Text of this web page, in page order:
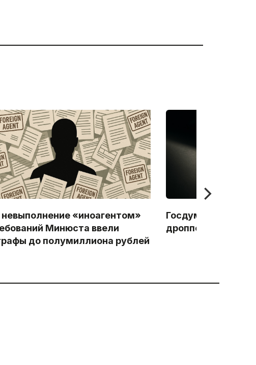
невыполнение «иноагентом»
Минюста ввели
до полумиллиона рублей
Госдума приняла
дропперах